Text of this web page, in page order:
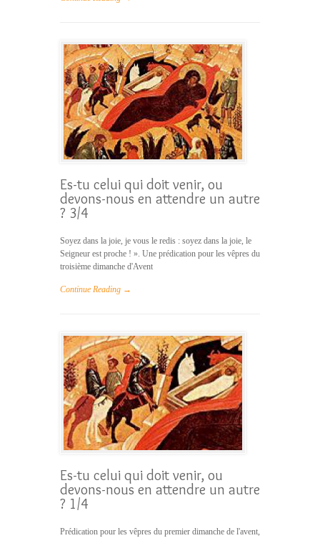
Es-tu celui qui doit venir, ou
devons-nous en attendre un autre
? 3/4
Soyez dans la joie, je vous le redis : soyez dans la joie, le
Seigneur est proche ! ». Une prédication pour les vêpres du
troisième dimanche d'Avent
Continue Reading →
Es-tu celui qui doit venir, ou
devons-nous en attendre un autre
? 1/4
Prédication pour les vêpres du premier dimanche de l'avent,